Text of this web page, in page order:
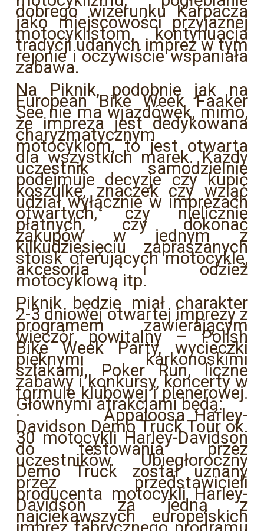
dobrego wizerunku Karpacza
jako miejscowości przyjaznej
motocyklistom, kontynuacja
tradycji udanych imprez w tym
rejonie i oczywiście wspaniała
zabawa.
Na Piknik, podobnie jak na
European Bike Week Faaker
See nie ma wjazdówek, mimo,
że impreza jest dedykowana
charyzmatycznym
motocyklom, to jest otwarta
dla wszystkich marek. Każdy
uczestnik samodzielnie
podejmuje decyzje czy kupić
koszulkę, znaczek czy wziąć
udział wyłącznie w imprezach
otwartych, czy nielicznie
płatnych, czy dokonać
zakupów w jednym z
kilkudziesięciu zapraszanych
stoisk oferujących motocykle,
akcesoria i odzież
motocyklową itp.
Piknik będzie miał charakter
2-3 dniowej otwartej imprezy z
programem zawierającym
wieczór powitalny – Polish
Bike Week Party, wycieczki
pięknymi karkonoskimi
szlakami, Poker Run, liczne
zabawy i konkursy, koncerty w
formule klubowej i plenerowej.
Głównymi atrakcjami będą:
· Appaloosa Harley-
Davidson Demo Truck Tour ok.
30 motocykli Harley-Davidson
do testowania przez
uczestników. Ubiegłoroczny
Demo Truck został uznany
przez przedstawicieli
producenta motocykli Harley-
Davidson za jedną z
najciekawszych europejskich